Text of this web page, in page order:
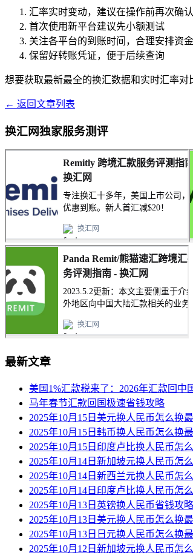
汇率实时变动，建议在操作前再次确
首次使用新平台建议先小额测试
关注各平台的到账时间，合理安排资
保留好转账凭证，便于后续查询
想要获取最新最全的换汇数据和实时汇率对
← 返回文章列表
换汇网独家服务测评
最新文章
美国1%汇款税来了：2026年汇款回中
马年春节汇款回国极速省钱攻略
2025年10月15日美元换人民币怎么换最
2025年10月15日韩币换人民币怎么换最
2025年10月15日印度卢比换人民币怎
2025年10月14日新加坡元换人民币怎
2025年10月14日新西兰元换人民币怎
2025年10月14日印度卢比换人民币怎
2025年10月13日英镑换人民币省钱攻
2025年10月13日美元换人民币怎么换最
2025年10月13日日元换人民币怎么换
2025年10月12日新加坡元换人民币怎